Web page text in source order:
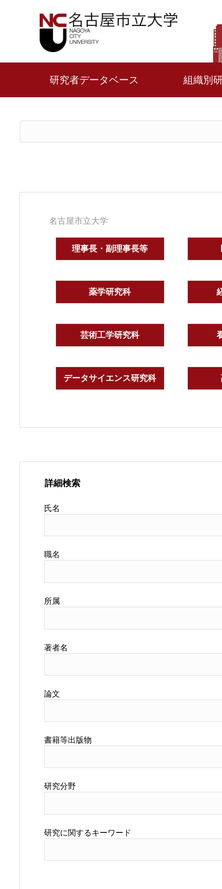
研究者データベース 組織別
名古屋市立大学
理事長・副理事長等
薬学研究科
芸術工学研究科
データサイエンス研究科
詳細検索
氏名
職名
所属
著者名
論文
書籍等出版物
研究分野
研究に関するキーワード